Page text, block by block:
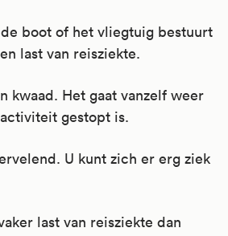
boot of het vliegtuig bestuurt
last van reisziekte.
kwaad. Het gaat vanzelf weer
gestopt is.
U kunt zich er erg ziek
last van reisziekte dan